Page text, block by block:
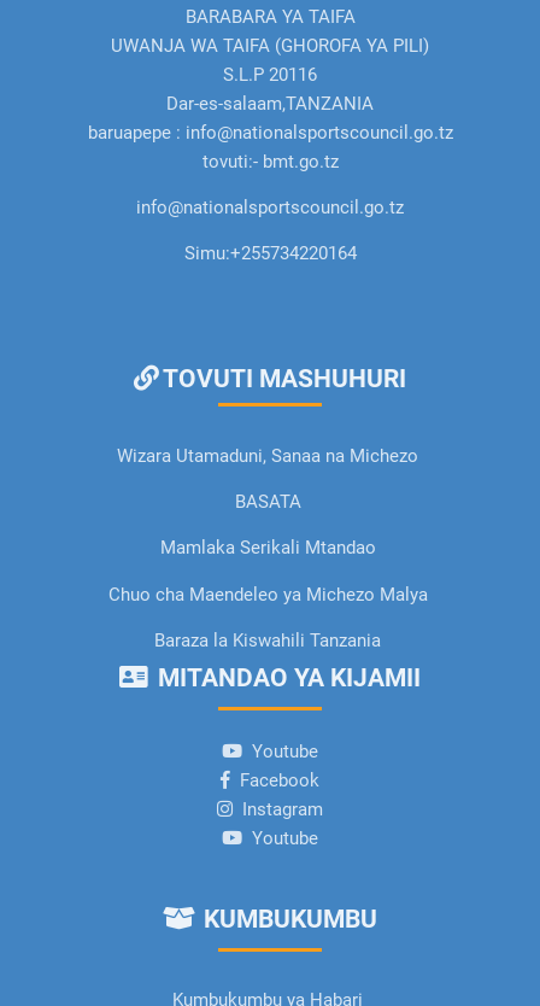
BARABARA YA TAIFA
UWANJA WA TAIFA (GHOROFA YA PILI)
S.L.P 20116
Dar-es-salaam,TANZANIA
baruapepe : info@nationalsportscouncil.go.tz
tovuti:- bmt.go.tz
info@nationalsportscouncil.go.tz
Simu:+255734220164
TOVUTI MASHUHURI
Wizara Utamaduni, Sanaa na Michezo
BASATA
Mamlaka Serikali Mtandao
Chuo cha Maendeleo ya Michezo Malya
Baraza la Kiswahili Tanzania
MITANDAO YA KIJAMII
Youtube
Facebook
Instagram
Youtube
KUMBUKUMBU
Kumbukumbu ya Habari